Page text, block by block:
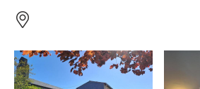
LE VINTROU